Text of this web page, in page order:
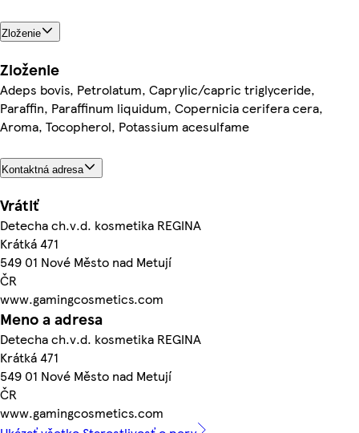
Zloženie
Zloženie
Adeps bovis, Petrolatum, Caprylic/capric triglyceride,
Paraffin, Paraffinum liquidum, Copernicia cerifera cera,
Aroma, Tocopherol, Potassium acesulfame
Kontaktná adresa
Vrátiť
Detecha ch.v.d. kosmetika REGINA
Krátká 471
549 01 Nové Město nad Metují
ČR
www.gamingcosmetics.com
Meno a adresa
Detecha ch.v.d. kosmetika REGINA
Krátká 471
549 01 Nové Město nad Metují
ČR
www.gamingcosmetics.com